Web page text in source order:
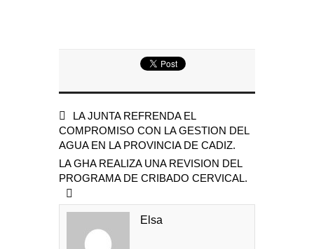
LA JUNTA REFRENDA EL
COMPROMISO CON LA GESTION DEL
AGUA EN LA PROVINCIA DE CADIZ.
LA GHA REALIZA UNA REVISION DEL
PROGRAMA DE CRIBADO CERVICAL.
Elsa